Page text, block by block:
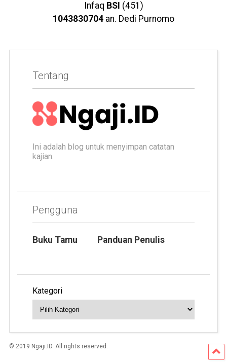
Infaq BSI (451)
1043830704 an. Dedi Purnomo
Tentang
Ini adalah blog untuk menyimpan catatan
kajian.
Pengguna
Buku Tamu Panduan Penulis
Kategori
© 2019 Ngaji.ID. All rights reserved.